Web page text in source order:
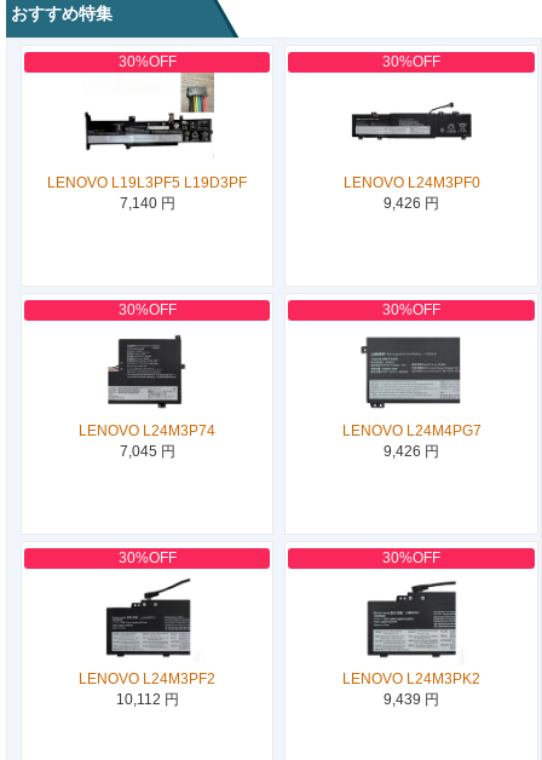
おすすめ特集
30%OFF
LENOVO L19L3PF5 L19D3PF
7,140 円
30%OFF
LENOVO L24M3PF0
9,426 円
30%OFF
LENOVO L24M3P74
7,045 円
30%OFF
LENOVO L24M4PG7
9,426 円
30%OFF
LENOVO L24M3PF2
10,112 円
30%OFF
LENOVO L24M3PK2
9,439 円